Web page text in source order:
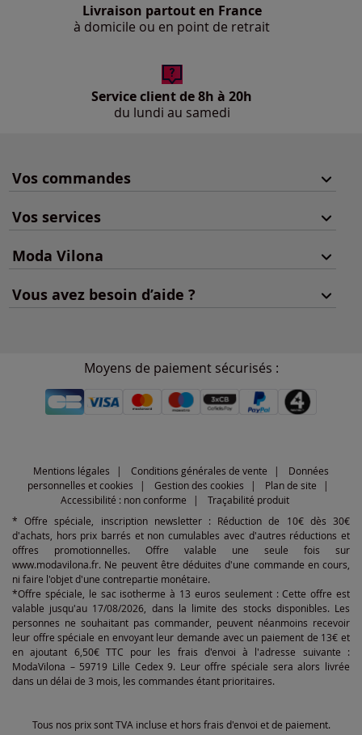
Livraison partout en France
à domicile ou en point de retrait
Service client de 8h à 20h
du lundi au samedi
Vos commandes
Vos services
Moda Vilona
Vous avez besoin d’aide ?
Moyens de paiement sécurisés :
Mentions légales Conditions générales de vente
Données
personnelles et cookies
Gestion des cookies
Plan de site
Accessibilité : non conforme
Traçabilité produit
* Offre spéciale, inscription newsletter : Réduction de 10€ dès 30€
d'achats, hors prix barrés et non cumulables avec d'autres réductions et
offres promotionnelles. Offre valable une seule fois sur
www.modavilona.fr. Ne peuvent être déduites d'une commande en cours,
ni faire l'objet d'une contrepartie monétaire.
*Offre spéciale, le sac isotherme à 13 euros seulement : Cette offre est
valable jusqu'au 17/08/2026, dans la limite des stocks disponibles. Les
personnes ne souhaitant pas commander, peuvent néanmoins recevoir
leur offre spéciale en envoyant leur demande avec un paiement de 13€ et
en ajoutant 6,50€ TTC pour les frais d'envoi à l'adresse suivante :
ModaVilona – 59719 Lille Cedex 9. Leur offre spéciale sera alors livrée
dans un délai de 3 mois, les commandes étant prioritaires.
Tous nos prix sont TVA incluse et hors frais d'envoi et de paiement.